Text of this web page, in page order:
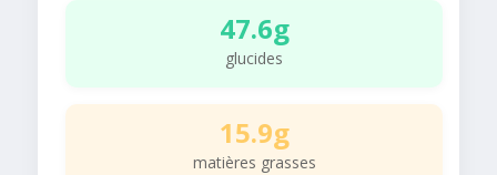
47.6g
glucides
15.9g
matières grasses